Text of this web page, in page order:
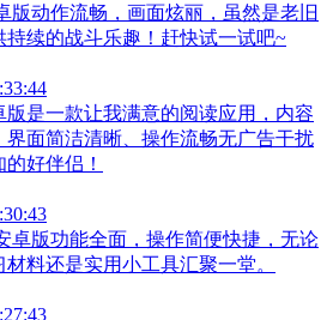
版动作流畅，画面炫丽，虽然是老旧
持续的战斗乐趣！赶快试一试吧~
版是一款让我满意的阅读应用，内容
界面简洁清晰、操作流畅无广告干扰
好伴侣！
卓版功能全面，操作简便快捷，无论
料还是实用小工具汇聚一堂。